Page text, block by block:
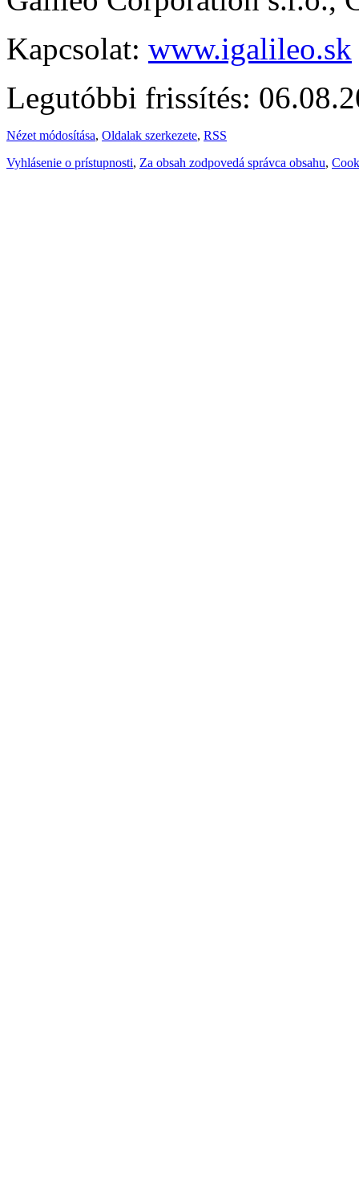
Kapcsolat: www.igalileo.sk
Legutóbbi frissítés:
Nézet módosítása, Oldalak szerkezete, RSS
Vyhlásenie o prístupnosti, Za obsah zodpovedá správca obsahu,